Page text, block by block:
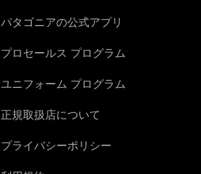
パタゴニアの公式アプリ
プロセールス プログラム
ユニフォーム プログラム
正規取扱店について
プライバシーポリシー